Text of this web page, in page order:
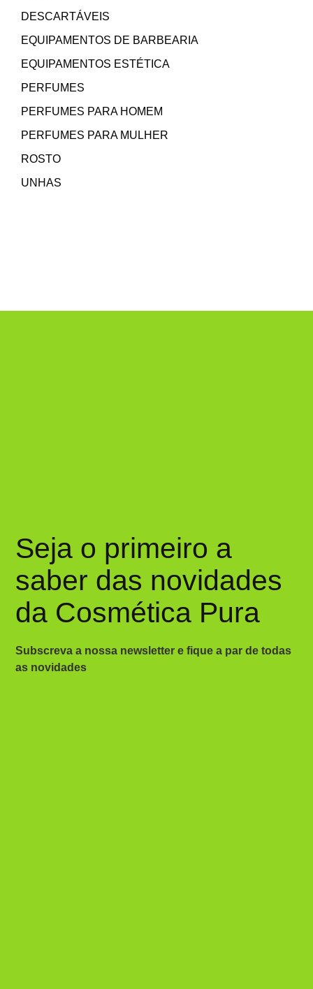
DESCARTÁVEIS
EQUIPAMENTOS DE BARBEARIA
EQUIPAMENTOS ESTÉTICA
PERFUMES
PERFUMES PARA HOMEM
PERFUMES PARA MULHER
ROSTO
UNHAS
Seja o primeiro a
saber das novidades
da Cosmética Pura
Subscreva a nossa newsletter e fique a par de todas
as novidades